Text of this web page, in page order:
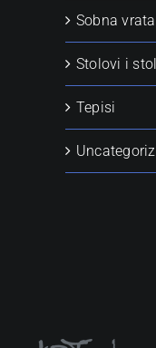
Sobna
Stolovi i
Tepisi